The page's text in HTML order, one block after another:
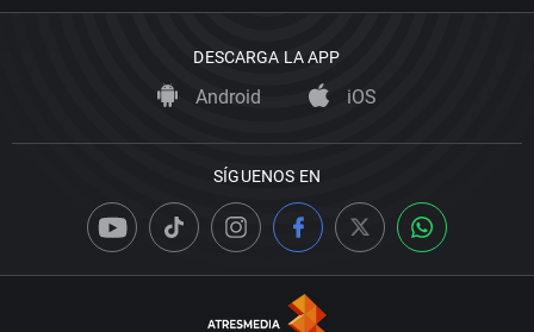
DESCARGA LA APP
Android iOS
SÍGUENOS EN